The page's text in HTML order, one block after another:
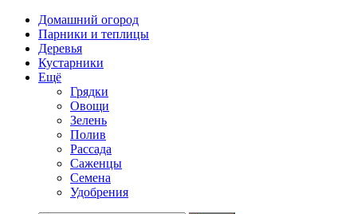
Домашний огород
Парники и теплицы
Деревья
Кустарники
Ещё
Грядки
Овощи
Зелень
Полив
Рассада
Саженцы
Семена
Удобрения